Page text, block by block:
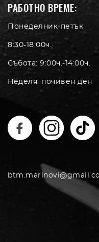
РАБОТНО ВРЕМЕ:
Понеделник-петък
8:30-18:00ч.
Събота: 9:00ч.-14:00ч.
Неделя: почивен ден